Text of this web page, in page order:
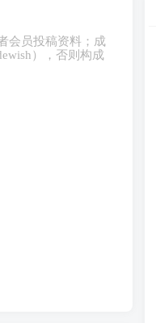
会员投稿资料；成
），否则构成